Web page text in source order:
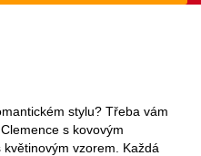
stylu? Třeba vám
s kovovým
vzorem. Každá